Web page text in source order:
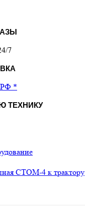
7
РФ *
ТЕХНИКУ
СТОМ-4 к трактору